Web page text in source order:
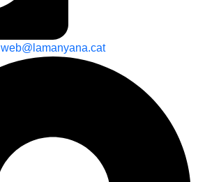
web@lamanyana.cat